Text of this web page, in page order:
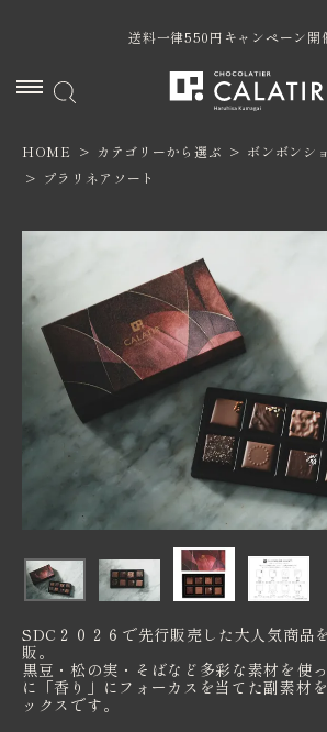
送料一律550円キャンペーン開
ACCOUNT MENU
ようこそ ゲスト 様
カテゴリー
価格から探す
卸売り販売
インフォメーション
HOME カテゴリーから選ぶ
ボンボンシ
プラリネアソート
SDC２０２６で先行販売した大人気商品
販。
黒豆・松の実・そばなど多彩な素材を使
に「香り」にフォーカスを当てた副素材
ックスです。